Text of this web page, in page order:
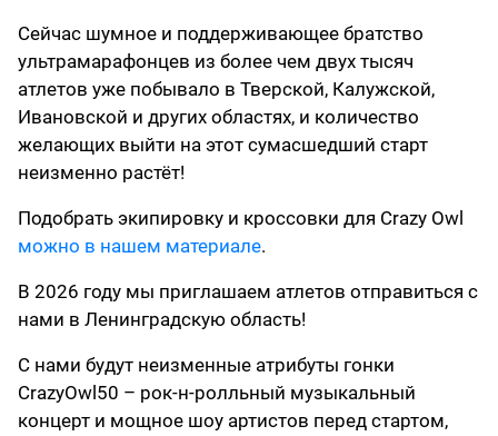
Сейчас шумное и поддерживающее братство
ультрамарафонцев из более чем двух тысяч
атлетов уже побывало в Тверской, Калужской,
Ивановской и других областях, и количество
желающих выйти на этот сумасшедший старт
неизменно растёт!
Подобрать экипировку и кроссовки для Crazy Owl
можно в нашем материале.
В 2026 году мы приглашаем атлетов отправиться с
нами в Ленинградскую область!
С нами будут неизменные атрибуты гонки
CrazyOwl50 – рок-н-ролльный музыкальный
концерт и мощное шоу артистов перед стартом,